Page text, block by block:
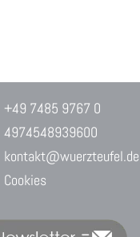
+49 7485 9767 0
4974548939600
kontakt@wuerzteufel.de
Cookies